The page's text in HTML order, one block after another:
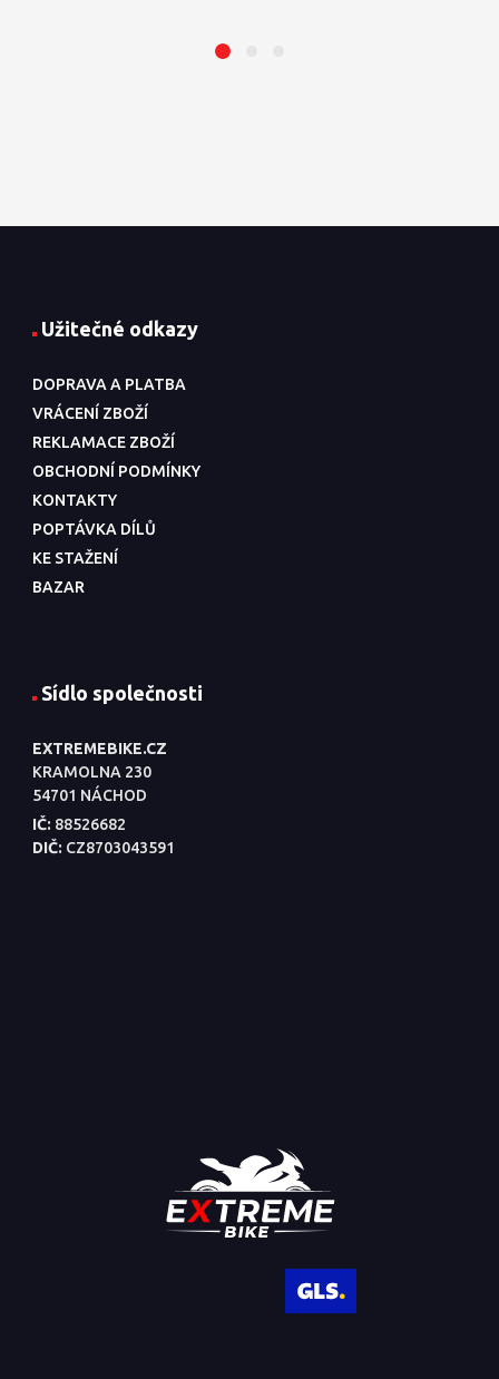
Užitečné odkazy
DOPRAVA A PLATBA
VRÁCENÍ ZBOŽÍ
REKLAMACE ZBOŽÍ
OBCHODNÍ PODMÍNKY
KONTAKTY
POPTÁVKA DÍLŮ
KE STAŽENÍ
BAZAR
Sídlo společnosti
EXTREMEBIKE.CZ
KRAMOLNA 230
54701 NÁCHOD
IČ: 88526682
DIČ: CZ8703043591